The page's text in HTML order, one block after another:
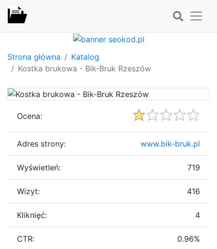
Strona główna
Katalog
Kostka brukowa - Bik-Bruk Rzeszów
Ocena:
Adres strony: www.bik-bruk.pl
Wyświetleń: 719
Wizyt: 416
Kliknięć: 4
CTR: 0.96%